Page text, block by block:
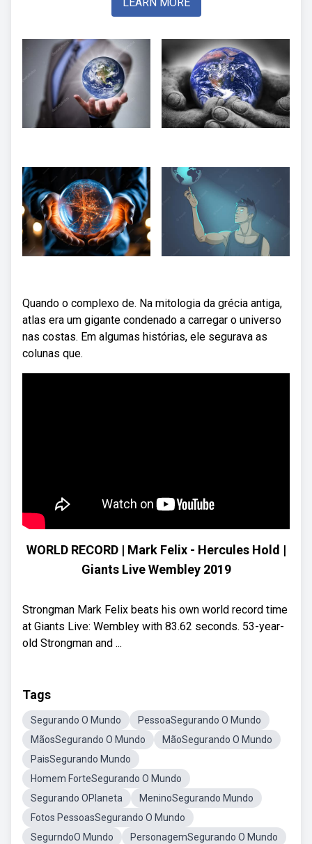
Quando o complexo de. Na mitologia da grécia antiga,
atlas era um gigante condenado a carregar o universo
nas costas. Em algumas histórias, ele segurava as
colunas que.
WORLD RECORD | Mark Felix - Hercules Hold |
Giants Live Wembley 2019
Strongman Mark Felix beats his own world record time
at Giants Live: Wembley with 83.62 seconds. 53-year-
old Strongman and ...
Tags
Segurando O Mundo
PessoaSegurando O Mundo
MãosSegurando O Mundo
MãoSegurando O Mundo
PaisSegurando Mundo
Homem ForteSegurando O Mundo
Segurando OPlaneta
MeninoSegurando Mundo
Fotos PessoasSegurando O Mundo
SegurndoO Mundo
PersonagemSegurando O Mundo